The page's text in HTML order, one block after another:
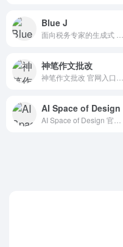
Blue J
神笔作文批改
AI Space of Design